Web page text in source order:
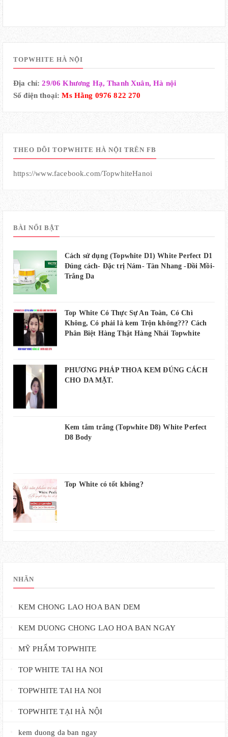
TOPWHITE HÀ NỘI
Địa chỉ:29/06 Khương Hạ, Thanh Xuân, Hà nội
Số điện thoại:Ms Hằng 0976 822 270
THEO DÕI TOPWHITE HÀ NỘI TRÊN FB
https://www.facebook.com/TopwhiteHanoi
BÀI NỔI BẬT
Cách sử dụng (Topwhite D1) White Perfect D1
Đúng cách- Đặc trị Nám- Tàn Nhang -Đồi Mồi-
Trắng Da
Top White Có Thực Sự An Toàn, Có Chì
Không, Có phải là kem Trộn không??? Cách
Phân Biệt Hàng Thật Hàng Nhái Topwhite
PHƯƠNG PHÁP THOA KEM ĐÚNG CÁCH
CHO DA MẶT.
Kem tắm trắng (Topwhite D8) White Perfect
D8 Body
Top White có tốt không?
NHÃN
KEM CHONG LAO HOA BAN DEM
KEM DUONG CHONG LAO HOA BAN NGAY
MỸ PHẨM TOPWHITE
TOP WHITE TAI HA NOI
TOPWHITE TAI HA NOI
TOPWHITE TẠI HÀ NỘI
kem duong da ban ngay